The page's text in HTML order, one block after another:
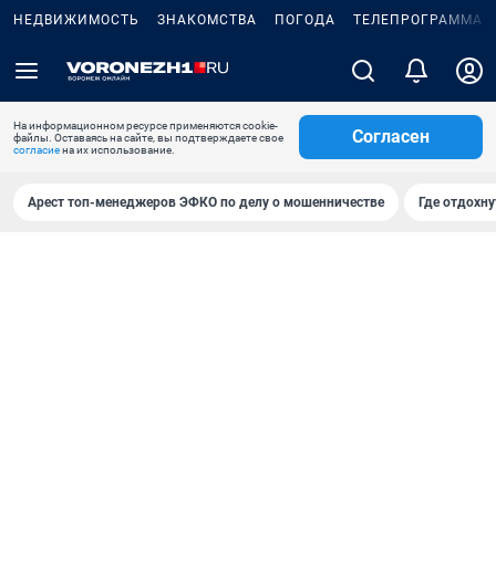
НЕДВИЖИМОСТЬ ЗНАКОМСТВА ПОГОДА ТЕЛЕПРОГРАММА
На информационном ресурсе применяются cookie-
файлы. Оставаясь на сайте, вы подтверждаете свое
согласиена их использование.
Согласен
Арест топ-менеджеров ЭФКО по делу о мошенничестве Где